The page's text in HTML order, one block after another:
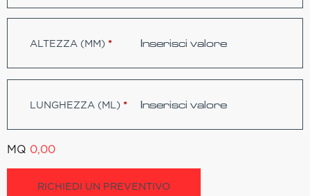
ALTEZZA (MM) *
LUNGHEZZA (ML) *
MQ 0,00
RICHIEDI UN PREVENTIVO